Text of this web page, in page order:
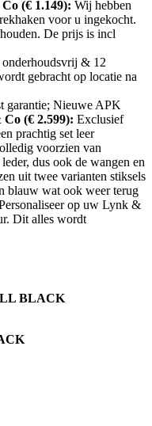
(€ 1.149): Wij hebben
voor u ingekocht.
De prijs is incl
& 12
gebracht op locatie na
garantie; Nieuwe APK
(€ 2.599): Exclusief
prachtig set leer
voorzien van
dus ook de wangen en
uit twee varianten stiksels
blauw wat ook weer terug
op uw Lynk &
Dit alles wordt
BLACK